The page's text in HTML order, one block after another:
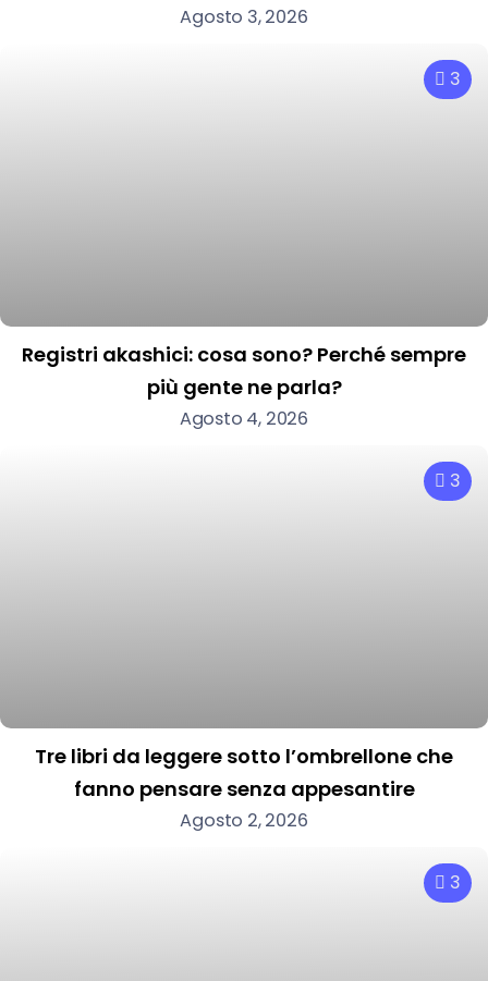
Agosto 3, 2026
3
Registri akashici: cosa sono? Perché sempre
più gente ne parla?
Agosto 4, 2026
3
Tre libri da leggere sotto l’ombrellone che
fanno pensare senza appesantire
Agosto 2, 2026
3